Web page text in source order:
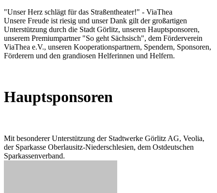
"Unser Herz schlägt für das Straßentheater!" - ViaThea
Unsere Freude ist riesig und unser Dank gilt der großartigen
Unterstützung durch die Stadt Görlitz, unseren Hauptsponsoren,
unserem Premiumpartner "So geht Sächsisch", dem Förderverein
ViaThea e.V., unseren Kooperationspartnern, Spendern, Sponsoren,
Förderern und den grandiosen Helferinnen und Helfern. ‎
Hauptsponsoren
Mit besonderer Unterstützung der Stadtwerke Görlitz AG, Veolia,
der Sparkasse Oberlausitz-Niederschlesien, dem Ostdeutschen
Sparkassenverband.